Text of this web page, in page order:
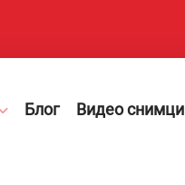
Блог Видео снимци